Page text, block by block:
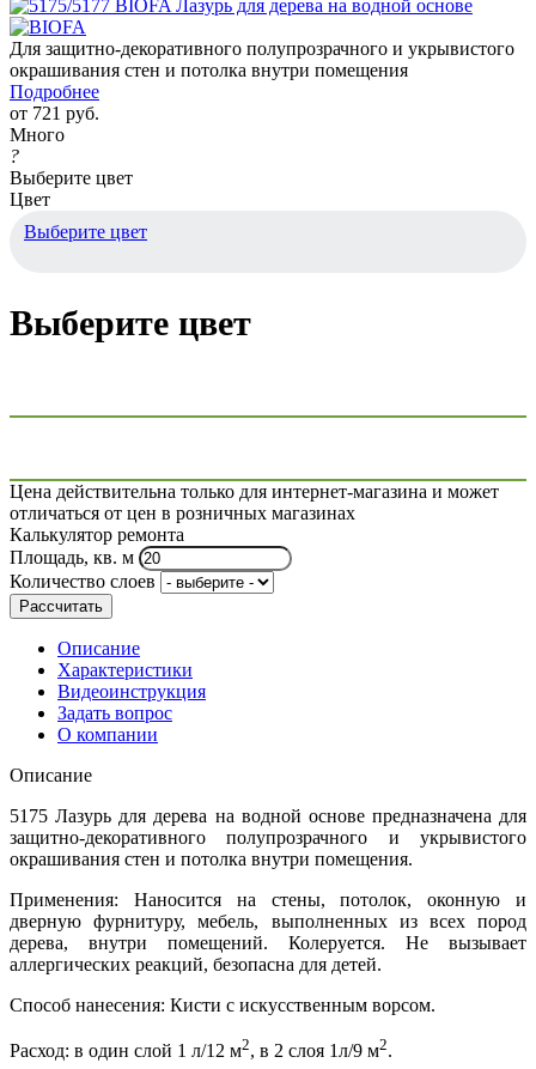
Для защитно-декоративного полупрозрачного и укрывистого
окрашивания стен и потолка внутри помещения
Подробнее
от 721 руб.
Много
?
Выберите цвет
Цвет
Выберите цвет
Выберите цвет
Цена действительна только для интернет-магазина и может
отличаться от цен в розничных магазинах
Калькулятор ремонта
Площадь, кв. м
Количество слоев
Рассчитать
Описание
Характеристики
Видеоинструкция
Задать вопрос
О компании
Описание
5175 Лазурь для дерева на водной основе предназначена для
защитно-декоративного полупрозрачного и укрывистого
окрашивания стен и потолка внутри помещения.
Применения: Наносится на стены, потолок, оконную и
дверную фурнитуру, мебель, выполненных из всех пород
дерева, внутри помещений. Колеруется. Не вызывает
аллергических реакций, безопасна для детей.
Способ нанесения: Кисти с искусственным ворсом.
Расход: в один слой 1 л/12 м2, в 2 слоя 1л/9 м2.